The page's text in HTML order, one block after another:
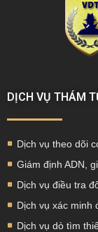
DỊCH VỤ THÁM
Dịch vụ theo dõi
Giám định ADN,
Dịch vụ điều tra
Dịch vụ xác minh
Dịch vụ dò tìm